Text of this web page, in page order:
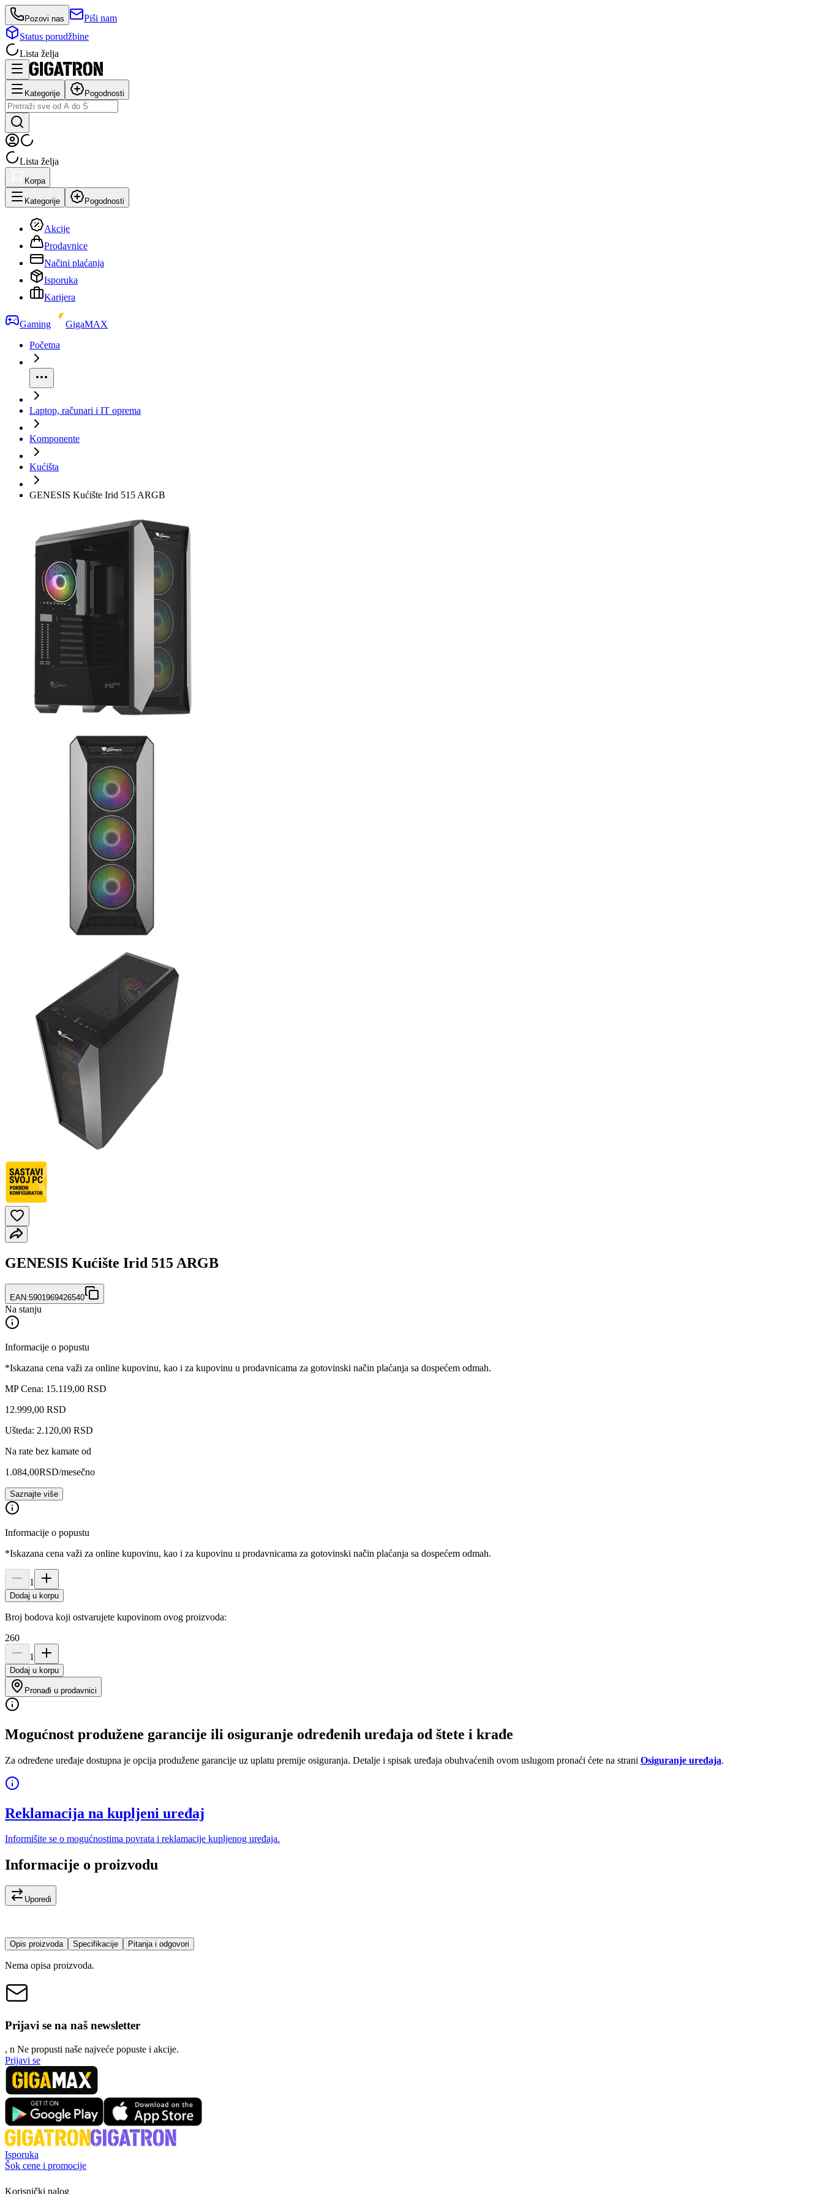
Pozovi nas
Piši nam
Status porudžbine
Lista želja
Kategorije Pogodnosti
Lista želja
Korpa
Kategorije Pogodnosti
Akcije
Prodavnice
Načini plaćanja
Isporuka
Karijera
Gaming
GigaMAX
Početna
Laptop, računari i IT oprema
Komponente
Kućišta
GENESIS Kućište Irid 515 ARGB
GENESIS Kućište Irid 515 ARGB
EAN:5901969426540
Na stanju
Informacije o popustu
*Iskazana cena važi za online kupovinu, kao i za kupovinu u prodavnicama za gotovinski način plaćanja sa dospećem odmah.
MP Cena: 15.119,00 RSD
12.999,00 RSD
Ušteda: 2.120,00 RSD
Na rate bez kamate od
1.084,00RSD/mesečno
Saznajte više
Informacije o popustu
*Iskazana cena važi za online kupovinu, kao i za kupovinu u prodavnicama za gotovinski način plaćanja sa dospećem odmah.
1
Dodaj u korpu
Broj bodova koji ostvarujete kupovinom ovog proizvoda:
260
1
Dodaj u korpu
Pronađi u prodavnici
Mogućnost produžene garancije ili osiguranje određenih uređaja od štete i krađe
Za određene uređaje dostupna je opcija produžene garancije uz uplatu premije osiguranja. Detalje i spisak uređaja obuhvaćenih ovom uslugom pronaći ćete na strani Osiguranje uređaja.
Reklamacija na kupljeni uređaj
Informišite se o mogućnostima povrata i reklamacije kupljenog uređaja.
Informacije o proizvodu
Uporedi
Opis proizvoda Specifikacije Pitanja i odgovori
Nema opisa proizvoda.
Prijavi se na naš newsletter
, n Ne propusti naše najveće popuste i akcije.
Prijavi se
Isporuka
Šok cene i promocije
Korisnički nalog